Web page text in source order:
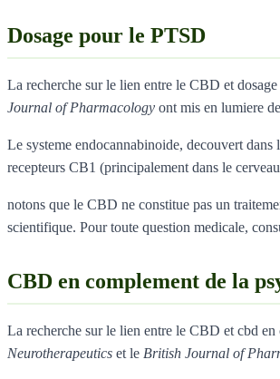
Dosage pour le PTSD
La recherche sur le lien entre le CBD et
Journal of Pharmacology ont mis en lumiere
Le systeme endocannabinoide, decouvert
recepteurs CB1 (principalement dans le
notons que le CBD ne constitue pas un
scientifique. Pour toute question medicale,
CBD en complement de la
La recherche sur le lien entre le CBD et cbd
Neurotherapeutics et le British Journal of